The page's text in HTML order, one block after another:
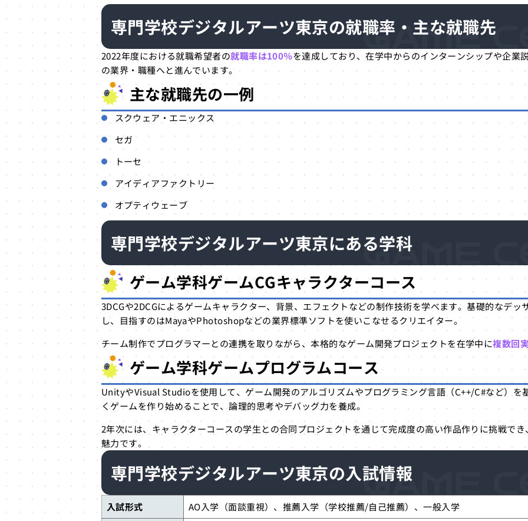
専門学校デジタルアーツ東京の就職率・主な就職先
2022年度における就職希望者の就職率は100％を達成しており、在学中からのインターンシップや企業
の業界・職種へと進んでいます。
主な就職先の一例
スクウェア・エニックス
セガ
トーセ
アイディアファクトリー
オプティウェーブ
専門学校デジタルアーツ東京にある学科
ゲーム学科ゲームCGキャラクターコース
3DCGや2DCGによるゲームキャラクター、背景、エフェクトなどの制作技術を学べます。基礎的なデ
し、目指すのはMayaやPhotoshopなどの業界標準ソフトを使いこなせるクリエイター。
チーム制作でプログラマーとの連携を取りながら、本格的なゲーム開発プロジェクトを在学中に複数回
ゲーム学科ゲームプログラムコース
UnityやVisual Studioを使用して、ゲーム開発のアルゴリズムやプログラミング言語（C++/C#など）を
くゲームを作り始めることで、論理的思考やデバッグ力を養成。
2年次には、キャラクターコースの学生との合同プロジェクトを通じて完成度の高い作品作りに挑戦でき
魅力です。
専門学校デジタルアーツ東京の入試情報
入試形式 AO入学（面談重視）、推薦入学（学校推薦/自己推薦）、一般入学